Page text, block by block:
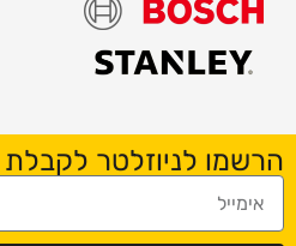
הרשמו לניוזלטר